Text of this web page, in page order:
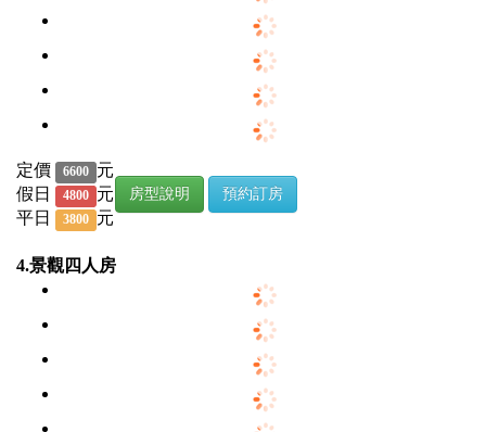
定價 6600 元
假日
4800 元
平日
3800 元
房型說明 預約訂房
4.景觀四人房